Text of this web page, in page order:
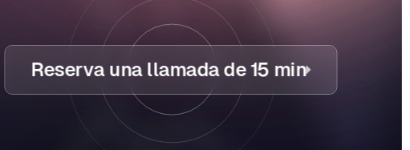
Reserva una llamada de 15 min